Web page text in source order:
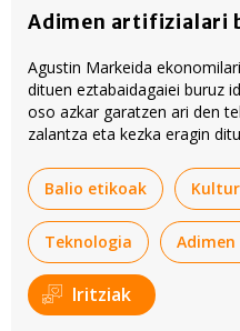
Adimen artifizialari
Agustin Markeida
dituen eztabaidagaiei buruz
oso azkar garatzen ari den
zalantza eta kezka eragin
Balio etikoak
Teknologia
Iritziak